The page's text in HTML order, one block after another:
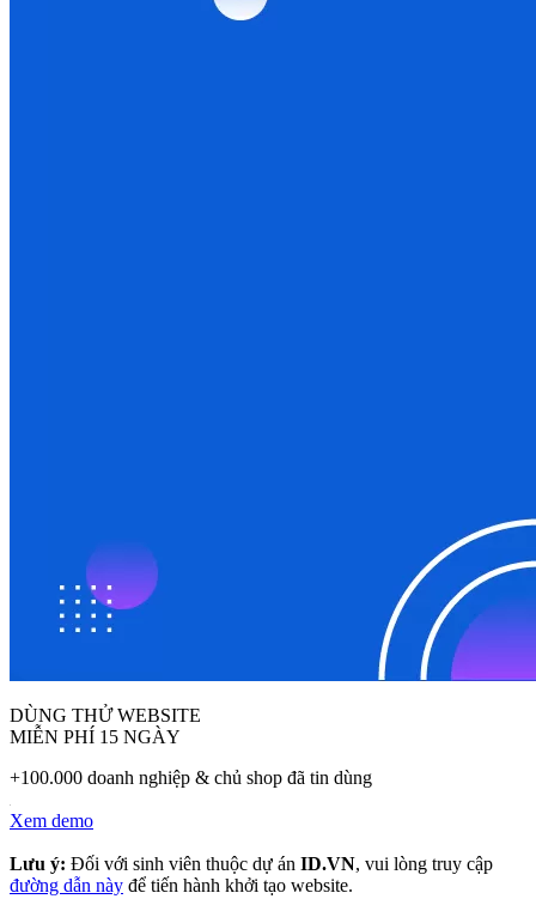
DÙNG THỬ WEBSITE
MIỄN PHÍ 15 NGÀY
+100.000 doanh nghiệp & chủ shop đã tin dùng
Xem demo
Lưu ý: Đối với sinh viên thuộc dự án ID.VN, vui lòng truy cập
đường dẫn này để tiến hành khởi tạo website.